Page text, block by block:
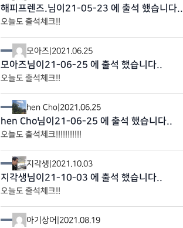
해피프렌즈.님이21-05-23 에 출석 했습니다..
오늘도 출석체크!!
모아즈|2021.06.25
모아즈님이21-06-25 에 출석 했습니다..
오늘도 출석체크!!
hen Cho|2021.06.25
hen Cho님이21-06-25 에 출석 했습니다..
오늘도 출석체크!!!!!!!!!!!
지각생|2021.10.03
지각생님이21-10-03 에 출석 했습니다..
오늘도 출석체크!!
아기상어 |2021.08.19